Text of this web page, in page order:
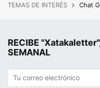
TEMAS DE INTERÉS Chat
RECIBE
SEMANAL